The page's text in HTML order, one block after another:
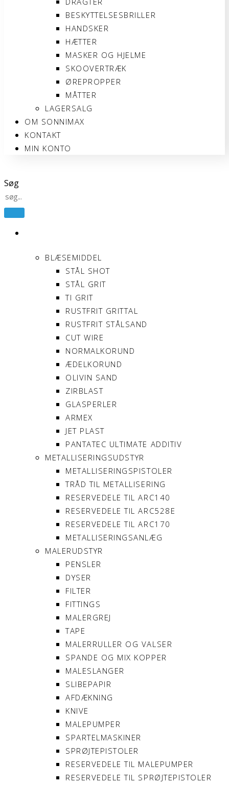
BESKYTTELSESBRILLER
HANDSKER
HÆTTER
MASKER OG HJELME
SKOOVERTRÆK
ØREPROPPER
MÅTTER
LAGERSALG
OM SONNIMAX
KONTAKT
MIN KONTO
Søg
BLÆSEMIDDEL
STÅL SHOT
STÅL GRIT
TI GRIT
RUSTFRIT GRITTAL
RUSTFRIT STÅLSAND
CUT WIRE
NORMALKORUND
ÆDELKORUND
OLIVIN SAND
ZIRBLAST
GLASPERLER
ARMEX
JET PLAST
PANTATEC ULTIMATE ADDITIV
METALLISERINGSUDSTYR
METALLISERINGSPISTOLER
TRÅD TIL METALLISERING
RESERVEDELE TIL ARC140
RESERVEDELE TIL ARC528E
RESERVEDELE TIL ARC170
METALLISERINGSANLÆG
MALERUDSTYR
PENSLER
DYSER
FILTER
FITTINGS
MALERGREJ
TAPE
MALERRULLER OG VALSER
SPANDE OG MIX KOPPER
MALESLANGER
SLIBEPAPIR
AFDÆKNING
KNIVE
MALEPUMPER
SPARTELMASKINER
SPRØJTEPISTOLER
RESERVEDELE TIL MALEPUMPER
RESERVEDELE TIL SPRØJTEPISTOLER